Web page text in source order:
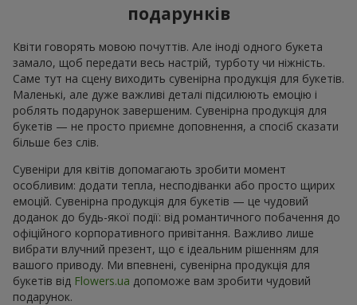
подарунків
Квіти говорять мовою почуттів. Але іноді одного букета
замало, щоб передати весь настрій, турботу чи ніжність.
Саме тут на сцену виходить сувенірна продукція для букетів.
Маленькі, але дуже важливі деталі підсилюють емоцію і
роблять подарунок завершеним. Сувенірна продукція для
букетів — не просто приємне доповнення, а спосіб сказати
більше без слів.
Сувеніри для квітів допомагають зробити момент
особливим: додати тепла, несподіванки або просто щирих
емоцій. Сувенірна продукція для букетів — це чудовий
доданок до будь-якої події: від романтичного побачення до
офіційного корпоративного привітання. Важливо лише
вибрати влучний презент, що є ідеальним рішенням для
вашого приводу. Ми впевнені, сувенірна продукція для
букетів від Flowers.ua допоможе вам зробити чудовий
подарунок.